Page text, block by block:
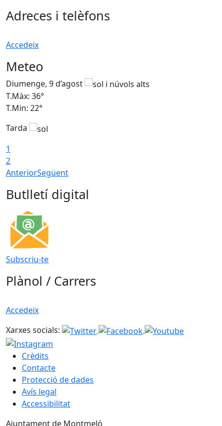
Adreces i telèfons
Accedeix
Meteo
Diumenge, 9 d’agost
T.Màx: 36°
T.Min: 22°
Tarda
1
2
AnteriorSegüent
Butlletí digital
Subscriu-te
Plànol / Carrers
Accedeix
Xarxes socials:
Crèdits
Contacte
Protecció de dades
Avís legal
Accessibilitat
Ajuntament de Montmeló